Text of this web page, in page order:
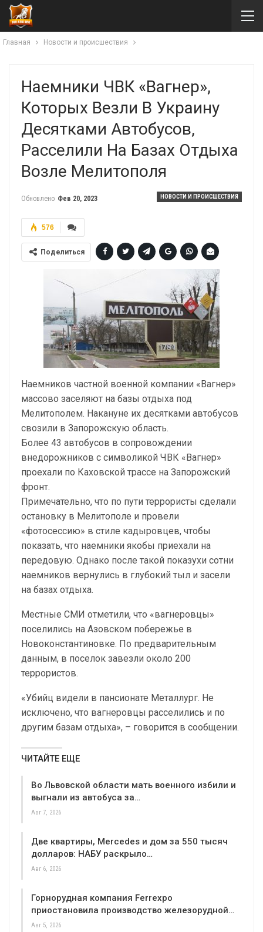
Главная Новости и происшествия
Наемники ЧВК «Вагнер»,
Которых Везли В Украину
Десятками Автобусов,
Расселили На Базах Отдыха
Возле Мелитополя
НОВОСТИ И ПРОИСШЕСТВИЯ
Обновлено Фев 20, 2023
576
Поделиться
Наемников частной военной компании «Вагнер»
массово заселяют на базы отдыха под
Мелитополем. Накануне их десятками автобусов
свозили в Запорожскую область.
Более 43 автобусов в сопровождении
внедорожников с символикой ЧВК «Вагнер»
проехали по Каховской трассе на Запорожский
фронт.
Примечательно, что по пути террористы сделали
остановку в Мелитополе и провели
«фотосессию» в стиле кадыровцев, чтобы
показать, что наемники якобы приехали на
передовую. Однако после такой показухи сотни
наемников вернулись в глубокий тыл и засели
на базах отдыха.
Местные СМИ отметили, что «вагнеровцы»
поселились на Азовском побережье в
Новоконстантиновке. По предварительным
данным, в поселок завезли около 200
террористов.
«Убийц видели в пансионате Металлург. Не
исключено, что вагнеровцы расселились и по
другим базам отдыха», – говорится в сообщении.
ЧИТАЙТЕ ЕЩЕ
Во Львовской области мать военного избили и
выгнали из автобуса за…
Авг 7, 2026
Две квартиры, Mercedes и дом за 550 тысяч
долларов: НАБУ раскрыло…
Авг 6, 2026
Горнорудная компания Ferrexpo
приостановила производство железорудной…
Авг 5, 2026